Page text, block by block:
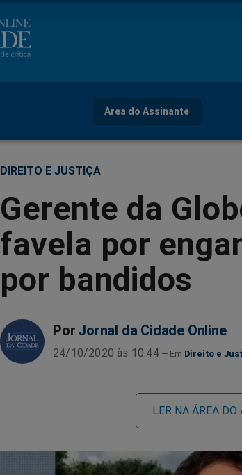
Área do Assinante
DIREITO E JUSTIÇA
Gerente da
favela por
por bandidos
Por Jornal da Cidade Online
24/10/2020 às 10:44 Direito e
LER NA ÁREA